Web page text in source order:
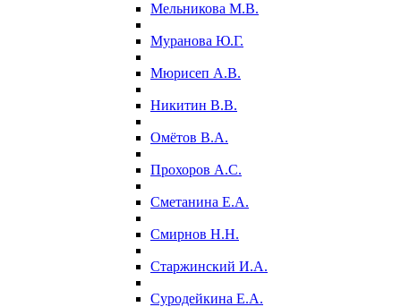
Мельникова М.В.
Муранова Ю.Г.
Мюрисеп А.В.
Никитин В.В.
Омётов В.А.
Прохоров А.С.
Сметанина Е.А.
Смирнов Н.Н.
Старжинский И.А.
Суродейкина Е.А.